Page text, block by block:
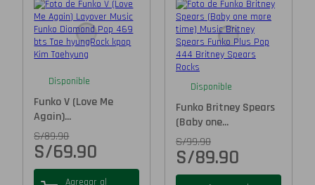
Disponible
Funko V (Love Me
Again)...
S/89.90
S/69.90
Disponible
Funko Britney Spears
(Baby one...
S/99.90
S/89.90